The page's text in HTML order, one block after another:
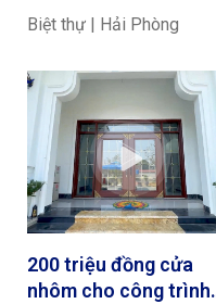
Royalboss màu vân gỗ
trắc
Biệt thự | Hải Phòng
200 triệu đồng cửa
nhôm cho công trình